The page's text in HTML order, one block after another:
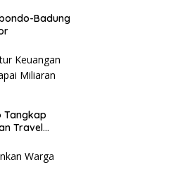
Badung
Tangkap
Travel